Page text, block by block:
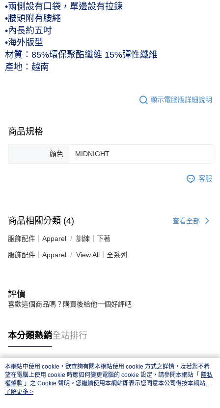
作天到貨
每筆NT$60，滿NT$1,000(含以上)免運費
黑貓宅急便 (僅限台灣本島，離島恕不配送) 預計2-3個工作天到貨
每筆NT$120，滿NT$1,500(含以上)免運費
•兩側設有口袋，單邊設有拉鍊
•腰頭附有腰繩
•內長約五吋
•海外版型
材質：85%環保聚酯纖維 15%彈性纖維
產地：越南
顯示電腦版詳細說明
商品規格
顏色 MIDNIGHT
客服
商品相關分類 (4) 查看全部
服飾配件｜Apparel 訓練｜下著
服飾配件｜Apparel View All｜全系列
評價
喜歡這個商品嗎？購買後給他一個好評吧
本分類熱銷全站排行
熱門標籤
本網站中使用 cookie，欲查詢有關本網站使用 cookie 方式之詳情，及若您不希
望在電腦上使用 cookie 時應如何變更電腦的 cookie 設定，請參閱本網站「 隱私
權條款 」之 Cookie 聲明。您繼續使用本網站即表示您同意本公司得按本網站使
用條款之 Cookie 聲明使用 cookie。
了解更多 >